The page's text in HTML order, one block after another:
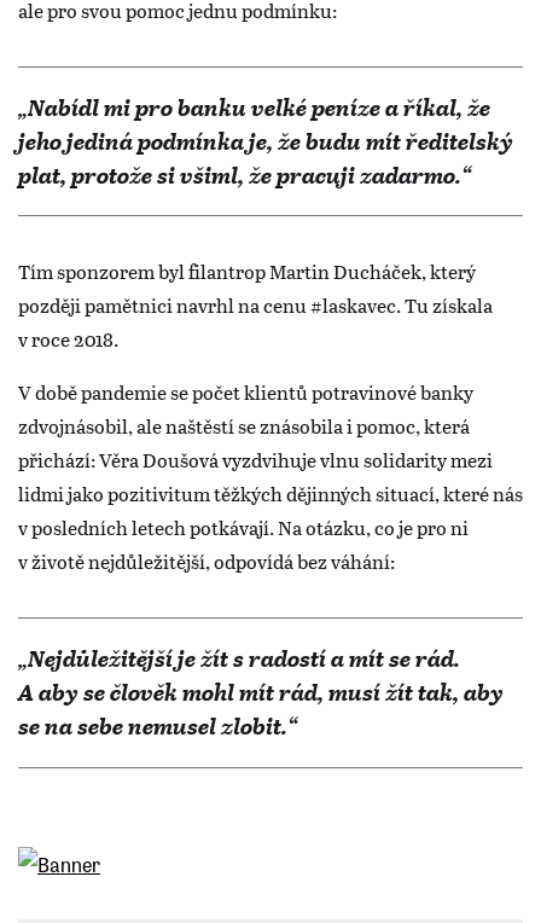
ale pro svou pomoc jednu podmínku:
„Nabídl mi pro banku velké peníze a říkal, že
jeho jediná podmínka je, že budu mít ředitelský
plat, protože si všiml, že pracuji zadarmo.“
Tím sponzorem byl filantrop Martin Ducháček, který
později pamětnici navrhl na cenu #laskavec. Tu získala
v roce 2018.
V době pandemie se počet klientů potravinové banky
zdvojnásobil, ale naštěstí se znásobila i pomoc, která
přichází: Věra Doušová vyzdvihuje vlnu solidarity mezi
lidmi jako pozitivitum těžkých dějinných situací, které nás
v posledních letech potkávají. Na otázku, co je pro ni
v životě nejdůležitější, odpovídá bez váhání:
„Nejdůležitější je žít s radostí a mít se rád.
A aby se člověk mohl mít rád, musí žít tak, aby
se na sebe nemusel zlobit.“